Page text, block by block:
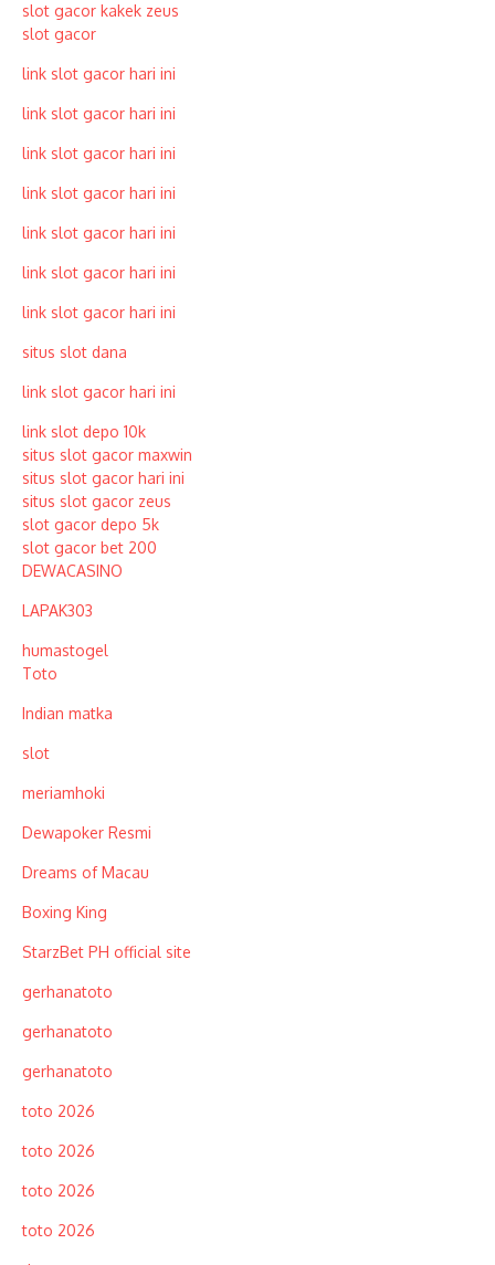
slot gacor kakek zeus
slot gacor
link slot gacor hari ini
link slot gacor hari ini
link slot gacor hari ini
link slot gacor hari ini
link slot gacor hari ini
link slot gacor hari ini
link slot gacor hari ini
situs slot dana
link slot gacor hari ini
link slot depo 10k
situs slot gacor maxwin
situs slot gacor hari ini
situs slot gacor zeus
slot gacor depo 5k
slot gacor bet 200
DEWACASINO
LAPAK303
humastogel
Toto
Indian matka
slot
meriamhoki
Dewapoker Resmi
Dreams of Macau
Boxing King
StarzBet PH official site
gerhanatoto
gerhanatoto
gerhanatoto
toto 2026
toto 2026
toto 2026
toto 2026